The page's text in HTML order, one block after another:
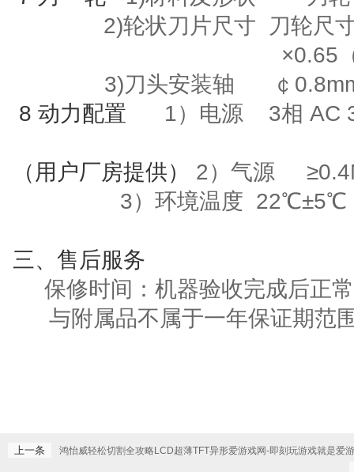
2)轮状刀片尺寸
刀轮尺
×0.65
3)刀头安装轴
￠
8 动力配置 1）电源 3相 AC
（用户厂房提供） 2）气源 ≥
3）环境温度 22℃±5℃
三、售后服务
保修时间：机器验收完成后正
与附属品不属于一年保证期范
上一条 鸿怡威轻松切割全攻略LCD超薄TFT异形爱游戏网-即刻玩游戏就是爱